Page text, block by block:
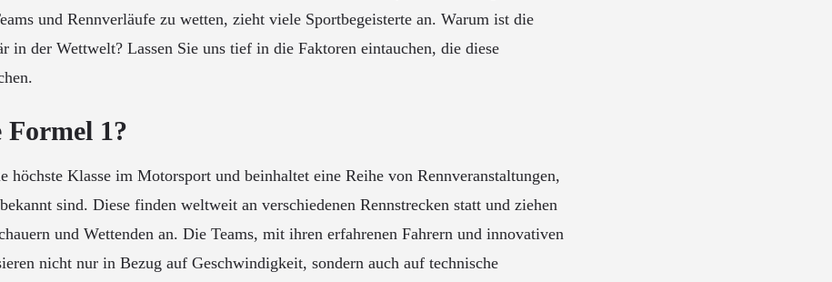
und Rennverläufe zu wetten, zieht viele Sportbegeisterte an. Warum ist die
in der Wettwelt? Lassen Sie uns tief in die Faktoren eintauchen, die diese
Formel 1?
höchste Klasse im Motorsport und beinhaltet eine Reihe von Rennveranstaltungen,
sind. Diese finden weltweit an verschiedenen Rennstrecken statt und ziehen
und Wettenden an. Die Teams, mit ihren erfahrenen Fahrern und innovativen
nicht nur in Bezug auf Geschwindigkeit, sondern auch auf technische